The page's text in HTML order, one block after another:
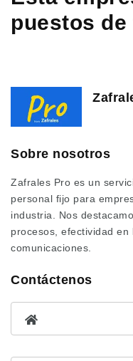
puestos
Sobre nosotros
Zafrales Pro es un
personal fijo para
industria. Nos
procesos, efectividad
comunicaciones.
Contáctenos